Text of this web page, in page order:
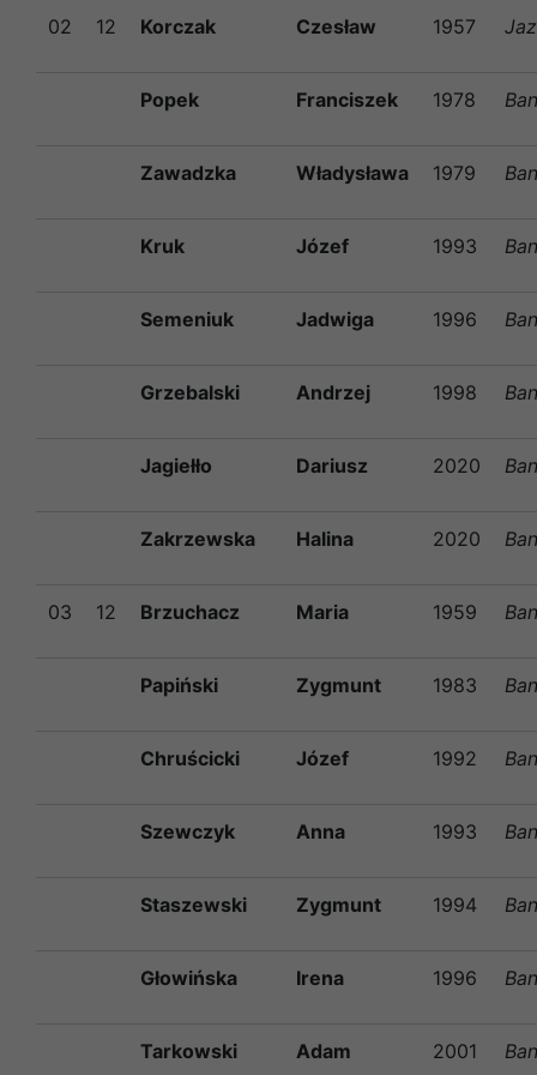
02 12 Korczak Czesław 1957
Popek Franciszek 1978
Zawadzka Władysława 1979
Kruk Józef 1993
Semeniuk Jadwiga 1996
Grzebalski Andrzej 1998
Jagiełło Dariusz 2020
Zakrzewska Halina 2020
03 12 Brzuchacz Maria 1959
Papiński Zygmunt 1983
Chruścicki Józef 1992
Szewczyk Anna 1993
Staszewski Zygmunt 1994
Głowińska Irena 1996
Tarkowski Adam 2001